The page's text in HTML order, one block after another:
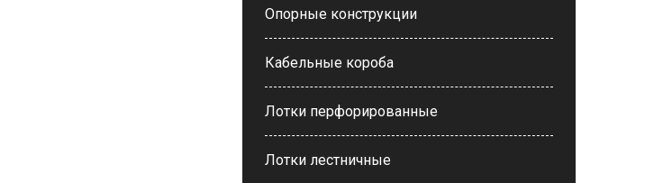
Опорные конструкции
Кабельные короба
Лотки перфорированные
Лотки лестничные